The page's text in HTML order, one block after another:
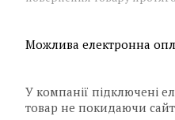
У компанії підключені
товар не покидаючи